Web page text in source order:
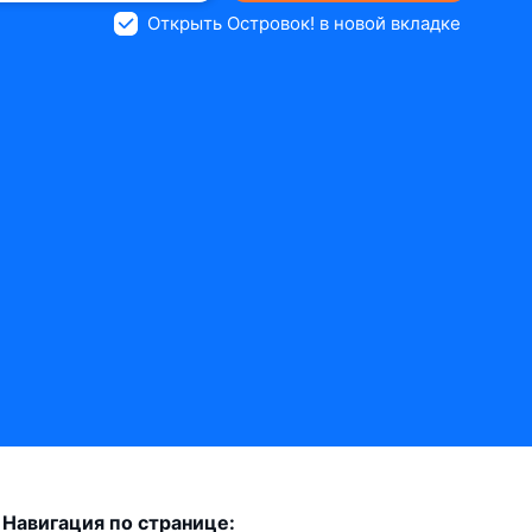
Открыть Островок! в новой вкладке
Навигация по странице: